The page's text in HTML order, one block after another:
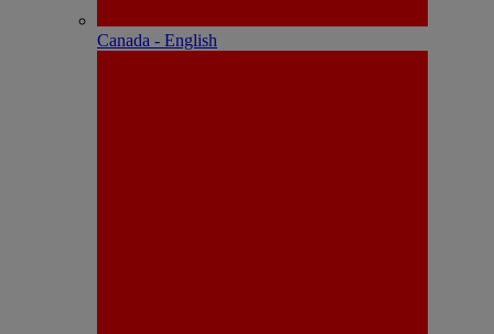
Canada - English